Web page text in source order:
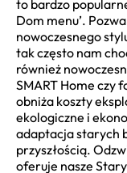
to bardzo
Dom menu’.
nowoczesnego
tak często nam
również
SMART Home czy
obniża koszty
ekologiczne i
adaptacja starych
przyszłością.
oferuje nasze